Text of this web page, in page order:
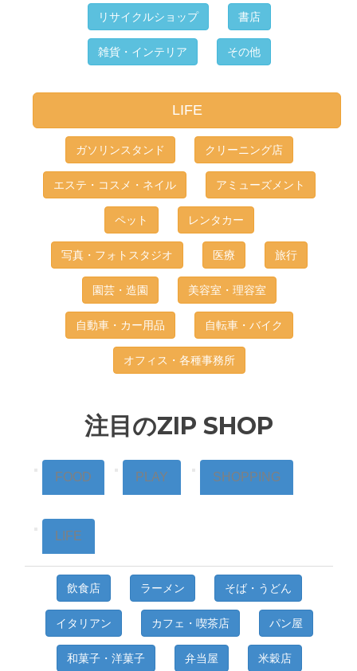
リサイクルショップ 書店
雑貨・インテリア その他
LIFE
ガソリンスタンド クリーニング店
エステ・コスメ・ネイル アミューズメント
ペット レンタカー
写真・フォトスタジオ 医療 旅行
園芸・造園 美容室・理容室
自動車・カー用品 自転車・バイク
オフィス・各種事務所
注目のZIP SHOP
FOOD PLAY SHOPPING
LIFE
飲食店 ラーメン そば・うどん
イタリアン カフェ・喫茶店 パン屋
和菓子・洋菓子 弁当屋 米穀店